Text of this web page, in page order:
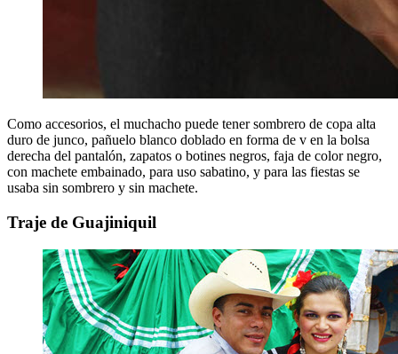
Como accesorios, el muchacho puede tener sombrero de copa alta
duro de junco, pañuelo blanco doblado en forma de v en la bolsa
derecha del pantalón, zapatos o botines negros, faja de color negro,
con machete embainado, para uso sabatino, y para las fiestas se
usaba sin sombrero y sin machete.
Traje de Guajiniquil